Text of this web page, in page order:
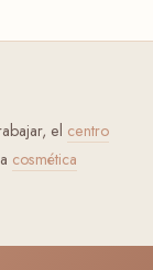
el centro
cosmética